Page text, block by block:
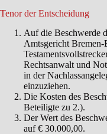
Tenor der Entscheidung
Auf die Beschwerde
Amtsgericht Bremen-
Rechtsanwalt und
in der
einzuziehen.
Die Kosten des
Beteiligte zu 2.).
Der Wert des
auf € 30.000,00.